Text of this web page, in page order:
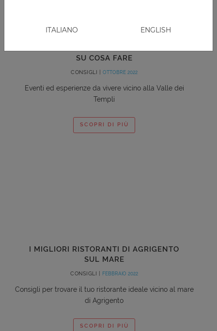
SU COSA FARE
CONSIGLI | OTTOBRE 2022
Eventi ed esperienze da vivere vicino alla Valle dei
Templi
SCOPRI DI PIÙ
I MIGLIORI RISTORANTI DI AGRIGENTO
SUL MARE
CONSIGLI | FEBBRAIO 2022
Consigli per trovare il tuo ristorante ideale vicino al mare
di Agrigento
SCOPRI DI PIÙ
ITALIANO ENGLISH